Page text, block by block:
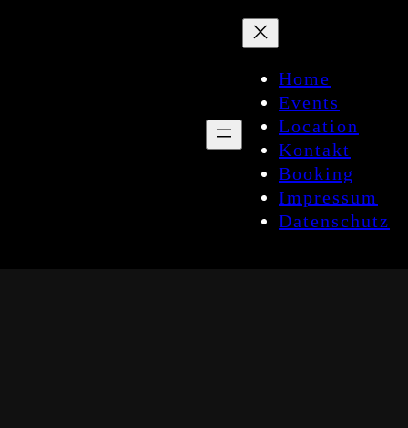
Home
Events
Location
Kontakt
Booking
Impressum
Datenschutz